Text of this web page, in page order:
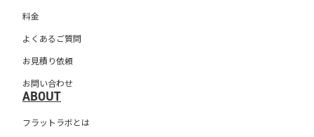
料金
よくあるご質問
お見積り依頼
お問い合わせ
ABOUT
フラットラボとは